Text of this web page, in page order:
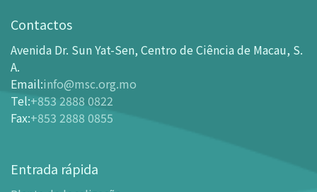
Horário de Funcionamento
Como chegar ao MSC
Bilheteira
- Comprar Ingressos On-line
- Ingressos e Tabela de Descontos
- Planta de localização
Contactos
Avenida Dr. Sun Yat-Sen, Centro de Ciência de Macau, S.
A.
Email:info@msc.org.mo
Tel:+853 2888 0822
Fax:+853 2888 0855
Entrada rápida